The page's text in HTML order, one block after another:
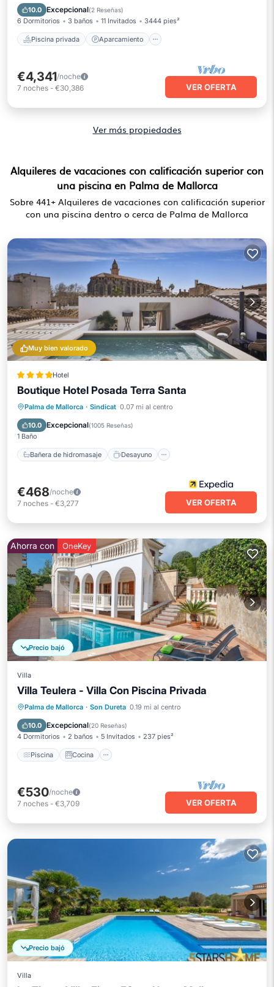
10.0 Excepcional(2 Reseñas)
6 Dormitorios 3 baños 11 Invitados 3444 pies²
Piscina privada Aparcamiento
Piscina
Balcón/Terraza
€4,341/noche
7 noches - €30,386 VER OFERTA
Ver más propiedades
Alquileres de vacaciones con calificación superior con
una piscina en Palma de Mallorca
Sobre 441+ Alquileres de vacaciones con calificación superior
con una piscina dentro o cerca de Palma de Mallorca
Muy bien valorado
Hotel
Boutique Hotel Posada Terra Santa
Palma de Mallorca · Sindicat 0.07 mi al centro
10.0 Excepcional(1005 Reseñas)
1 Baño
Bañera de hidromasaje Desayuno
Bañera de hidromasaje
Desayuno
Aparcamiento
Piscina
€468/noche
7 noches - €3,277 VER OFERTA
Precio bajó
Ahorra con OneKey
Villa
Villa Teulera - Villa Con Piscina Privada
Palma de Mallorca · Son Dureta 0.19 mi al centro
10.0 Excepcional(20 Reseñas)
4 Dormitorios 2 baños 5 Invitados 237 pies²
Piscina Cocina
Piscina Cocina
Aire acondicionado
Apto para niños
€530/noche
7 noches - €3,709 VER OFERTA
Precio bajó
Villa